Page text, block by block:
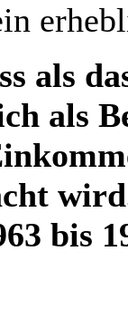
als
als
bis